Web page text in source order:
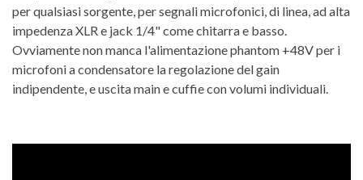
per qualsiasi sorgente, per segnali microfonici, di linea, ad alta
impedenza XLR e jack 1/4" come chitarra e basso.
Ovviamente non manca l'alimentazione phantom +48V per i
microfoni a condensatore la regolazione del gain
indipendente, e uscita main e cuffie con volumi individuali.